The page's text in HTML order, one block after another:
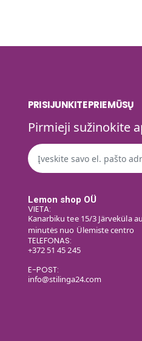
PRISIJUNKITE PRIE MŪSŲ
Pirmieji sužinokite
Lemon shop OÜ
VIETA:
Kanarbiku tee 15/3 Järveküla
minutės nuo Ülemiste centro
TELEFONAS:
+372 51 45 245
E-POST:
info@stilinga24.com